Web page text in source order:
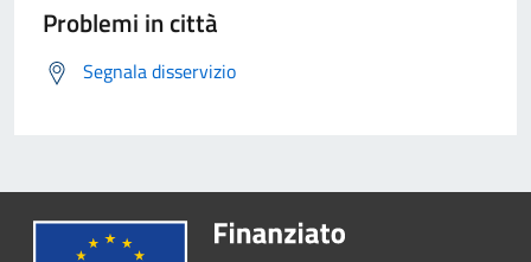
Problemi in città
Segnala disservizio